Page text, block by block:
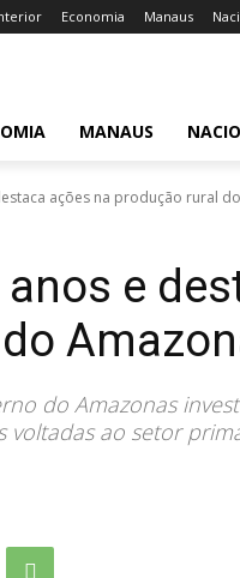
Economia Manaus
MANAUS
ações na produção rural
e
do Amazonas
voltadas ao setor